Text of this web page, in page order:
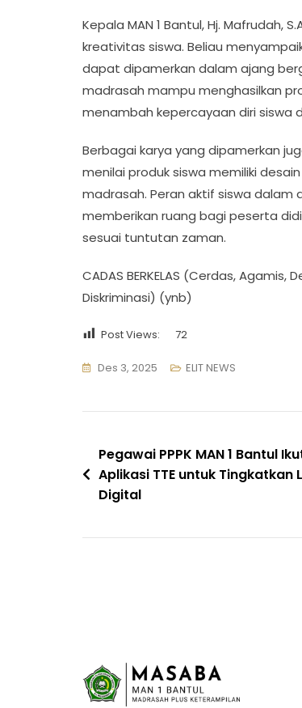
Kepala MAN 1 Bantul, Hj. Mafrudah,
kreativitas siswa. Beliau
dapat dipamerkan dalam ajang
madrasah mampu menghasilkan
menambah kepercayaan diri siswa
Berbagai karya yang dipamerkan
menilai produk siswa memiliki
madrasah. Peran aktif siswa dalam
memberikan ruang bagi peserta
sesuai tuntutan zaman.
CADAS BERKELAS (Cerdas,
Diskriminasi) (ynb)
Post Views: 72
Des 3, 2025 ELIT NEWS
Navigasi
pos
Pegawai PPPK MAN 1 Bantul
Aplikasi TTE untuk Tingkatkan
Digital